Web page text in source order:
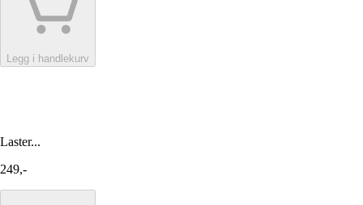
Legg i handlekurv
Laster...
249,-